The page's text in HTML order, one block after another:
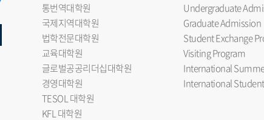
통번역대학원
국제지역대학원
법학전문대학원
교육대학원
글로벌공공리더십대학원
경영대학원
TESOL 대학원
KFL 대학원
Undergraduate
Graduate Admission
Student Exchange
Visiting Program
International
International